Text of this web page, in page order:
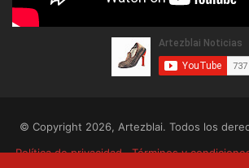
© Copyright 2026, Artezblai. Todos los
Política de privacidad
Términos y